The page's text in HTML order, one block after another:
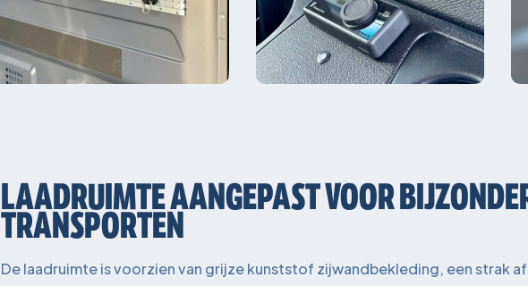
LAADRUIMTE AANGEPAST VOOR
TRANSPORTEN
De laadruimte is voorzien van grijze kunststof zijwandbekleding, een strak